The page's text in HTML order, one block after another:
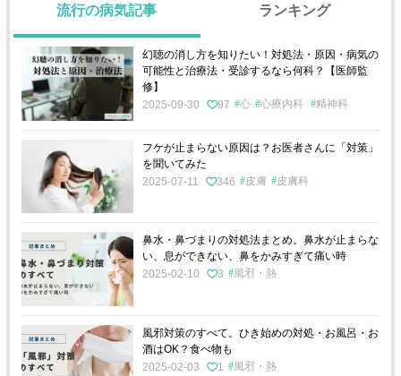
流行の病気記事 ランキング
幻聴の消し方を知りたい！対処法・原因・病気の
可能性と治療法・受診するなら何科？【医師監
修】
2025-09-30
97 心 心療内科 精神科
フケが止まらない原因は？お医者さんに「対策」
を聞いてみた
2025-07-11
346 皮膚 皮膚科
鼻水・鼻づまりの対処法まとめ。鼻水が止まらな
い、息ができない、鼻をかみすぎて痛い時
2025-02-10
3 風邪・熱
風邪対策のすべて。ひき始めの対処・お風呂・お
酒はOK？食べ物も
2025-02-03
1 風邪・熱